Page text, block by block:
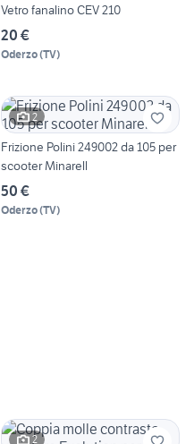
Vetro fanalino CEV 210
20 €
Oderzo(TV)
2
Frizione Polini 249002 da 105 per
scooter Minarell
50 €
Oderzo(TV)
2